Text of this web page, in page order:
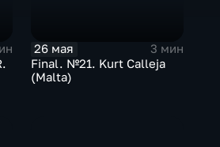
26 мая
3 мин
Final. №21. Kurt Calleja
(Malta)